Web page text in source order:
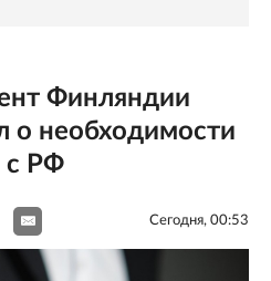
Финляндии
о необходимости
с РФ
Сегодня, 00:53